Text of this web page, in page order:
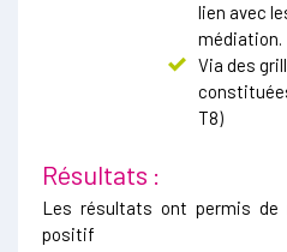
lien avec
médiation.
Via des
T8)
Résultats :
Les résultats ont permis de
positif